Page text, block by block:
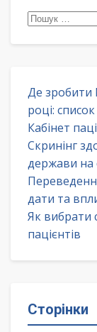
Пошук:
Де зробити
році:
Кабінет
Скринінг
держави на
дати та
Як вибрати
пацієнтів
Сторінки